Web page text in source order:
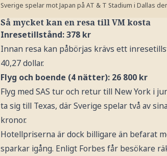
Sverige spelar mot Japan på AT & T Stadium i Dallas
Så mycket kan en resa till VM kosta
Inresetillstånd: 378 kr
Innan resa kan påbörjas krävs ett
40,27 dollar.
Flyg och boende (4 nätter): 26 800 kr
Flyg med SAS tur och retur till New York i
ta sig till Texas, där Sverige spelar två av
kronor.
Hotellpriserna är dock billigare än befarat
sparkar igång. Enligt Forbes får besökare